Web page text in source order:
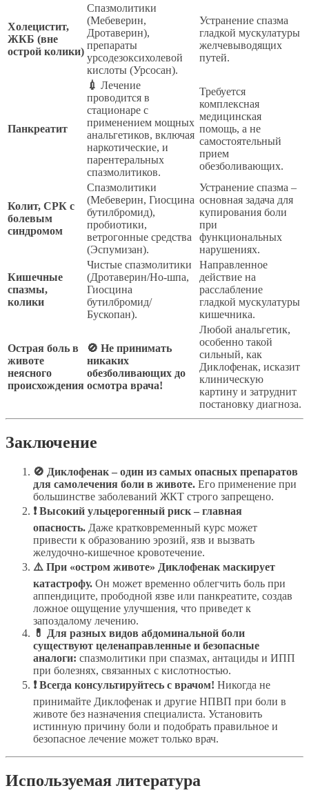
Холецистит,
ЖКБ (вне
острой колики)
Спазмолитики
(Мебеверин,
Дротаверин),
препараты
урсодезоксихолевой
кислоты (Урсосан).
Устранение спазма
гладкой мускулатуры
желчевыводящих
путей.
Панкреатит
💉 Лечение
проводится в
стационаре с
применением мощных
анальгетиков, включая
наркотические, и
парентеральных
спазмолитиков.
Требуется
комплексная
медицинская
помощь, а не
самостоятельный
прием
обезболивающих.
Колит, СРК с
болевым
синдромом
Спазмолитики
(Мебеверин, Гиосцина
бутилбромид),
пробиотики,
ветрогонные средства
(Эспумизан).
Устранение спазма –
основная задача для
купирования боли
при
функциональных
нарушениях.
Кишечные
спазмы,
колики
Чистые спазмолитики
(Дротаверин/Но-шпа,
Гиосцина
бутилбромид/
Бускопан).
Направленное
действие на
расслабление
гладкой мускулатуры
кишечника.
Острая боль в
животе
неясного
происхождения
🚫 Не принимать
никаких
обезболивающих до
осмотра врача!
Любой анальгетик,
особенно такой
сильный, как
Диклофенак, исказит
клиническую
картину и затруднит
постановку диагноза.
Заключение
🚫 Диклофенак – один из самых опасных препаратов
для самолечения боли в животе. Его применение при
большинстве заболеваний ЖКТ строго запрещено.
❗ Высокий ульцерогенный риск – главная
опасность. Даже кратковременный курс может
привести к образованию эрозий, язв и вызвать
желудочно-кишечное кровотечение.
⚠️ При «остром животе» Диклофенак маскирует
катастрофу. Он может временно облегчить боль при
аппендиците, прободной язве или панкреатите, создав
ложное ощущение улучшения, что приведет к
запоздалому лечению.
💊 Для разных видов абдоминальной боли
существуют целенаправленные и безопасные
аналоги: спазмолитики при спазмах, антациды и ИПП
при болезнях, связанных с кислотностью.
❗ Всегда консультируйтесь с врачом! Никогда не
принимайте Диклофенак и другие НПВП при боли в
животе без назначения специалиста. Установить
истинную причину боли и подобрать правильное и
безопасное лечение может только врач.
Используемая литература